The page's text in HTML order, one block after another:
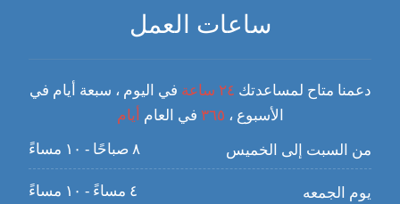
ساعات العمل
دعمنا متاح لمساعدتك ٢٤ ساعة
في اليوم ، سبعة أيام في
الأسبوع ، ٣٦٥ في العام أيام
من السبت إلى الخميس
٨ صباحًا - ١٠ مساءً
يوم الجمعه ٤ مساءً - ١٠ مساءً